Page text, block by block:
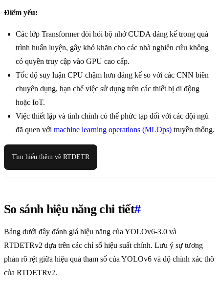
Điểm yếu:
Các lớp Transformer đòi hỏi bộ nhớ CUDA đáng kể trong quá
trình huấn luyện, gây khó khăn cho các nhà nghiên cứu không
có quyền truy cập vào GPU cao cấp.
Tốc độ suy luận CPU chậm hơn đáng kể so với các CNN biên
chuyên dụng, hạn chế việc sử dụng trên các thiết bị di động
hoặc IoT.
Việc thiết lập và tinh chỉnh có thể phức tạp đối với các đội ngũ
đã quen với machine learning operations (MLOps) truyền thống.
Tìm hiểu thêm về RTDETR
So sánh hiệu năng chi tiết#
Bảng dưới đây đánh giá hiệu năng của YOLOv6-3.0 và
RTDETRv2 dựa trên các chỉ số hiệu suất chính. Lưu ý sự tương
phản rõ rệt giữa hiệu quả tham số của YOLOv6 và độ chính xác thô
của RTDETRv2.